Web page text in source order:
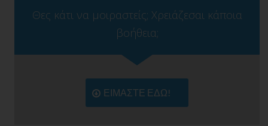
Θες κάτι να μοιραστείς; Χρειάζεσαι κάποια
βοήθεια;
ΕΙΜΑΣΤΕ ΕΔΩ!